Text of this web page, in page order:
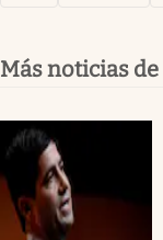
Más noticias de